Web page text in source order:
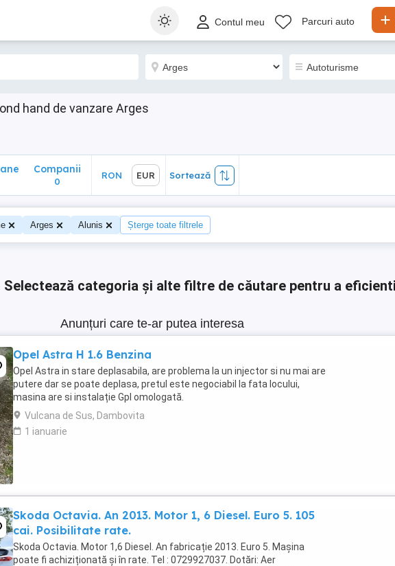
Contul meu Parcuri auto
hand de vanzare Arges
Sortează
Companii
0
RON EUR Sortează
Arges Alunis Șterge toate filtrele
Selectează categoria și alte filtre de căutare pentru a
Anunțuri care te-ar putea interesa
Opel Astra H 1.6 Benzina
Opel Astra in stare deplasabila, are problema la un injector si nu mai are
putere dar se poate deplasa, pretul este negociabil la fata locului,
masina are si instalație Gpl omologată.
Vulcana de Sus, Dambovita
1 ianuarie
Skoda Octavia. An 2013. Motor 1, 6 Diesel. Euro 5. 105
cai. Posibilitate rate.
Skoda Octavia. Motor 1,6 Diesel. An fabricație 2013. Euro 5. Mașina
poate fi achiziționată și în rate. Tel : 0729927037. Dotări: Aer